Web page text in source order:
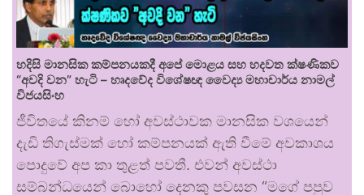
හදිසි මානසික කම්පනයකදී අපේ මොළය සහ හදවත ක්ෂණිකව
“අවදි වන” හැටි – හෘදවේද විශේෂඥ වෛද්‍ය මහාචාර්ය නාමල්
විජයසිංහ
ජීවිතයේ කිනම් හෝ අවස්ථාවක මානසික වශයෙන්
දැඩි තිගැස්මක් හෝ කම්පනයක් ඇති වීමේ අවකාශය
පොදුවේ අප කා තුළත් පවතී. එවන් අවස්ථා
සම්බන්ධයෙන් බොහෝ දෙනකු පවසන “මගේ පපුව